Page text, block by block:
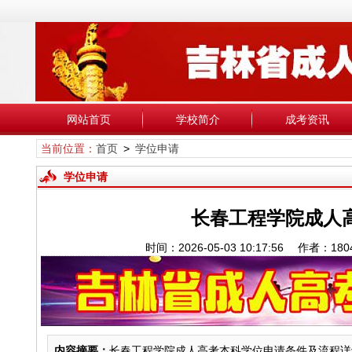
网站首页 学校简介 成考资讯
当前位置： 首页> 学位申请
学位申请
长春工程学院成人
时间：2026-05-03 10:17:56 作者：